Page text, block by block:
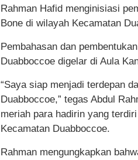
Rahman Hafid menginisiasi
Bone di wilayah Kecamatan
Pembahasan dan
Duabboccoe digelar di Aula
“Saya siap menjadi terdepan
Duabboccoe,” tegas Abdul
meriah para hadirin yang
Kecamatan Duabboccoe.
Rahman mengungkapkan